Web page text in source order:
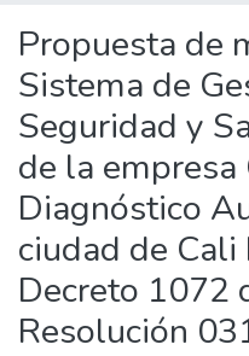
Propuesta de
Sistema de
Seguridad y
de la empresa
Diagnóstico
ciudad de
Decreto 1072
Resolución